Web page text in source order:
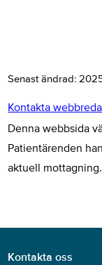
Senast ändrad:
Kontakta
Denna webbsida
Patientärenden
aktuell mottagning.
Kontakta oss